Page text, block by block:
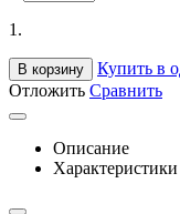
1.
В корзину
Купить в
Отложить Сравнить
Описание
Характеристики